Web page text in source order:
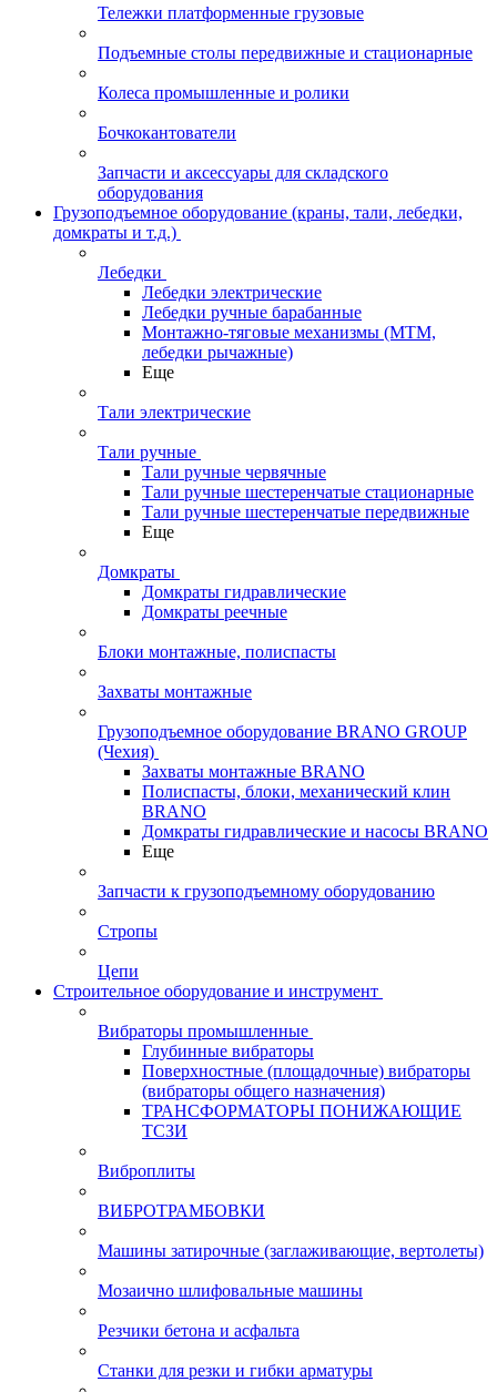
Тележки платформенные грузовые
Подъемные столы передвижные и стационарные
Колеса промышленные и ролики
Бочкокантователи
Запчасти и аксессуары для складского
оборудования
Грузоподъемное оборудование (краны, тали, лебедки,
домкраты и т.д.)
Лебедки
Лебедки электрические
Лебедки ручные барабанные
Монтажно-тяговые механизмы (МТМ,
лебедки рычажные)
Еще
Тали электрические
Тали ручные
Тали ручные червячные
Тали ручные шестеренчатые стационарные
Тали ручные шестеренчатые передвижные
Еще
Домкраты
Домкраты гидравлические
Домкраты реечные
Блоки монтажные, полиспасты
Захваты монтажные
Грузоподъемное оборудование BRANO GROUP
(Чехия)
Захваты монтажные BRANO
Полиспасты, блоки, механический клин
BRANO
Домкраты гидравлические и насосы BRANO
Еще
Запчасти к грузоподъемному оборудованию
Стропы
Цепи
Строительное оборудование и инструмент
Вибраторы промышленные
Глубинные вибраторы
Поверхностные (площадочные) вибраторы
(вибраторы общего назначения)
ТРАНСФОРМАТОРЫ ПОНИЖАЮЩИЕ
ТСЗИ
Виброплиты
ВИБРОТРАМБОВКИ
Машины затирочные (заглаживающие, вертолеты)
Мозаично шлифовальные машины
Резчики бетона и асфальта
Станки для резки и гибки арматуры